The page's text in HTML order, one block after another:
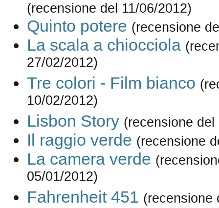
(recensione del 11/06/2012)
Quinto potere (recensione
La scala a chiocciola
27/02/2012)
Tre colori - Film bianco
10/02/2012)
Lisbon Story (recensione
Il raggio verde (recensione
La camera verde
05/01/2012)
Fahrenheit 451 (recensione